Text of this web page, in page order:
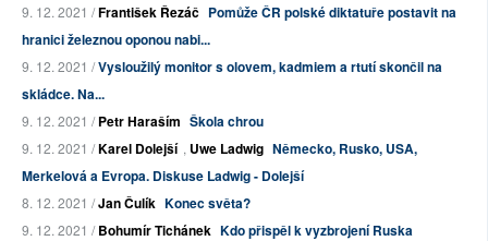
9. 12. 2021 /František Řezáč Pomůže ČR polské diktatuře postavit na
hranici železnou oponou nabi...
9. 12. 2021 /Vysloužilý monitor s olovem, kadmiem a rtutí skončil na
skládce. Na...
9. 12. 2021 /Petr Haraším Škola chrou
9. 12. 2021 /Karel Dolejší , Uwe Ladwig Německo, Rusko, USA,
Merkelová a Evropa. Diskuse Ladwig - Dolejší
8. 12. 2021 /Jan Čulík Konec světa?
9. 12. 2021 /Bohumír Tichánek Kdo přispěl k vyzbrojení Ruska